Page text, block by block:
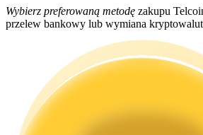
Stawianie
Wysokie zyski i natychmiastowy
Wybierz preferowaną metodę zakupu
przelew bankowy lub wymiana